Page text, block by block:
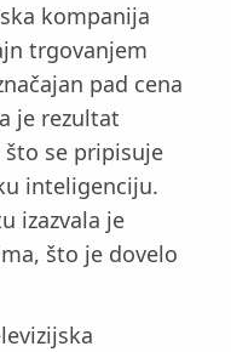
kompanija
trgovanjem
pad cena
je rezultat
se pripisuje
inteligenciju.
izazvala je
što je dovelo